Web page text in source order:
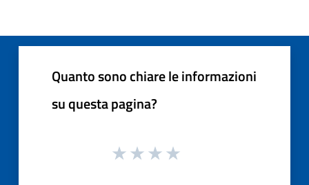
Quanto sono chiare le informazioni
su questa pagina?